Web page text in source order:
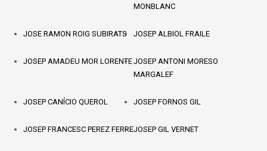
MONBLANC
JOSE RAMON ROIG SUBIRATS JOSEP ALBIOL FRAILE
JOSEP AMADEU MOR LORENTEJOSEP ANTONI MORESO
MARGALEF
JOSEP CANÍCIO QUEROL JOSEP FORNOS GIL
JOSEP FRANCESC PEREZ FERREJOSEP GIL VERNET